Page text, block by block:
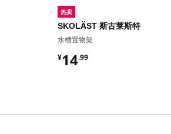
热卖
SKOLÄST 斯古莱斯特
水槽置物架
¥14.99
¥ 14.99